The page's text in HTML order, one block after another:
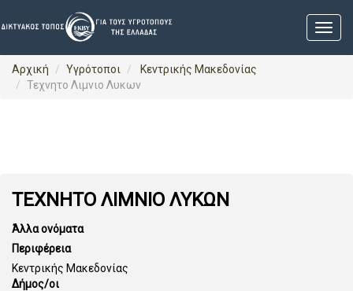
Αρχική Υγρότοποι
Κεντρικής Μακεδονίας
Τεχνητο Λιμνιο Λυκων
ΤΕΧΝΗΤΟ ΛΙΜΝΙΟ ΛΥΚΩΝ
Άλλα ονόματα
Περιφέρεια
Κεντρικής Μακεδονίας
Δήμος/οι